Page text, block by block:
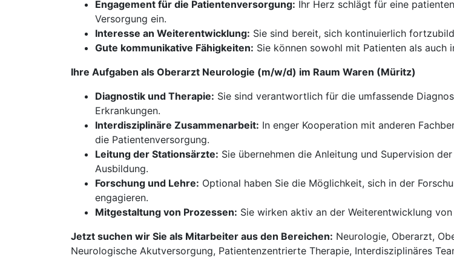
Engagement für die Patientenversorgung: Ihr Herz schlägt für eine
Versorgung ein.
Interesse an Weiterentwicklung: Sie sind bereit, sich kontinuierlich
Gute kommunikative Fähigkeiten: Sie können sowohl mit Patienten als auch
Ihre Aufgaben als Oberarzt Neurologie (m/w/d) im Raum Waren (Müritz)
Diagnostik und Therapie: Sie sind verantwortlich für die umfassende
Erkrankungen.
Interdisziplinäre Zusammenarbeit: In enger Kooperation mit anderen
die Patientenversorgung.
Leitung der Stationsärzte: Sie übernehmen die Anleitung und Supervision
Ausbildung.
Forschung und Lehre: Optional haben Sie die Möglichkeit, sich in der
engagieren.
Mitgestaltung von Prozessen: Sie wirken aktiv an der Weiterentwicklung
Jetzt suchen wir Sie als Mitarbeiter aus den Bereichen: Neurologie, Oberarzt,
Neurologische Akutversorgung, Patientenzentrierte Therapie, Interdisziplinäres